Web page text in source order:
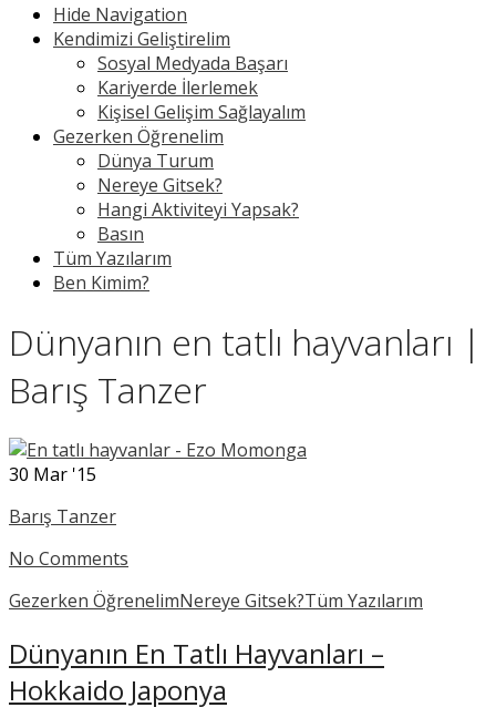
Hide Navigation
Kendimizi Geliştirelim
Sosyal Medyada Başarı
Kariyerde İlerlemek
Kişisel Gelişim Sağlayalım
Gezerken Öğrenelim
Dünya Turum
Nereye Gitsek?
Hangi Aktiviteyi Yapsak?
Basın
Tüm Yazılarım
Ben Kimim?
Dünyanın en tatlı hayvanları |
Barış Tanzer
30 Mar '15
Barış Tanzer
No Comments
Gezerken ÖğrenelimNereye Gitsek?Tüm Yazılarım
Dünyanın En Tatlı Hayvanları –
Hokkaido Japonya